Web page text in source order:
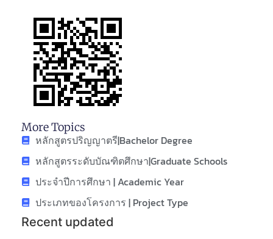
More Topics
หลักสูตรปริญญาตรี|Bachelor Degree
หลักสูตรระดับบัณฑิตศึกษา|Graduate Schools
ประจำปีการศึกษา | Academic Year
ประเภทของโครงการ | Project Type
Recent updated